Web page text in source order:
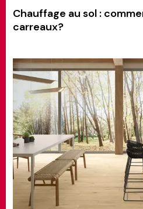
Chauffage au sol :
carreaux?